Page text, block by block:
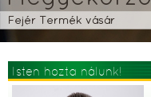
Isten hozta nálunk!